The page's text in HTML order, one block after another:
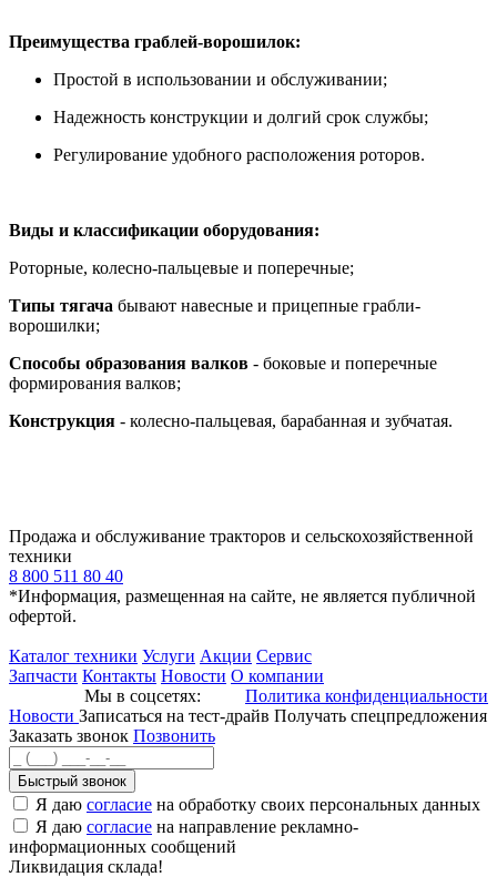
Преимущества граблей-ворошилок:
Простой в использовании и обслуживании;
Надежность конструкции и долгий срок службы;
Регулирование удобного расположения роторов.
Виды и классификации оборудования:
Роторные, колесно-пальцевые и поперечные;
Типы тягача бывают навесные и прицепные грабли-
ворошилки;
Способы образования валков - боковые и поперечные
формирования валков;
Конструкция - колесно-пальцевая, барабанная и зубчатая.
Продажа и обслуживание тракторов и сельскохозяйственной
техники
8 800 511 80 40
*Информация, размещенная на сайте, не является публичной
офертой.
Каталог техники Услуги Акции Сервис
Запчасти Контакты Новости О компании
Мы в соцсетях:
Политика конфиденциальности
Новости Записаться на тест-драйв Получать спецпредложения
Заказать звонок Позвонить
Быстрый звонок
Я даю согласие на обработку своих персональных данных
Я даю согласие на направление рекламно-
информационных сообщений
Ликвидация склада!